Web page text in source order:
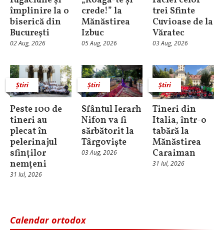
împlinire la o
biserică din
Bucureşti
02 Aug, 2026
crede!” la
Mănăstirea
Izbuc
05 Aug, 2026
trei Sfinte
Cuvioase de la
Văratec
03 Aug, 2026
Știri
Peste 100 de
tineri au
plecat în
pelerinajul
sfinților
nemțeni
31 Iul, 2026
Știri
Sfântul Ierarh
Nifon va fi
sărbătorit la
Târgoviște
03 Aug, 2026
Știri
Tineri din
Italia, într-o
tabără la
Mănăstirea
Caraiman
31 Iul, 2026
Calendar ortodox